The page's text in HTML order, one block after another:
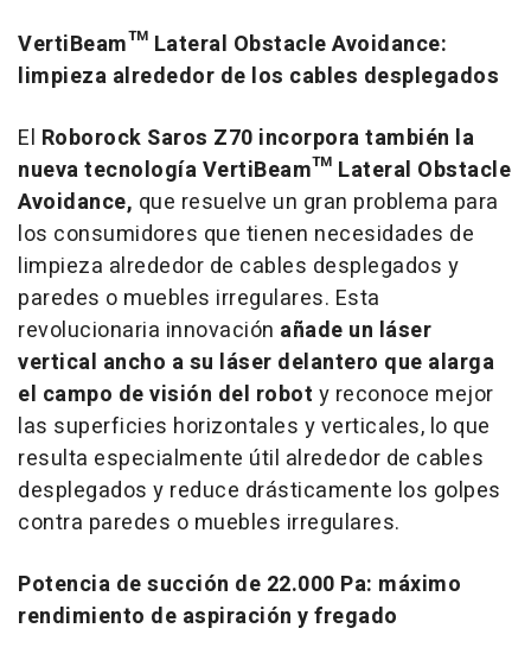
VertiBeam™ Lateral Obstacle Avoidance:
limpieza alrededor de los cables desplegados
El Roborock Saros Z70 incorpora también la
nueva tecnología VertiBeam™ Lateral Obstacle
Avoidance, que resuelve un gran problema para
los consumidores que tienen necesidades de
limpieza alrededor de cables desplegados y
paredes o muebles irregulares. Esta
revolucionaria innovación añade un láser
vertical ancho a su láser delantero que alarga
el campo de visión del robot y reconoce mejor
las superficies horizontales y verticales, lo que
resulta especialmente útil alrededor de cables
desplegados y reduce drásticamente los golpes
contra paredes o muebles irregulares.
Potencia de succión de 22.000 Pa: máximo
rendimiento de aspiración y fregado